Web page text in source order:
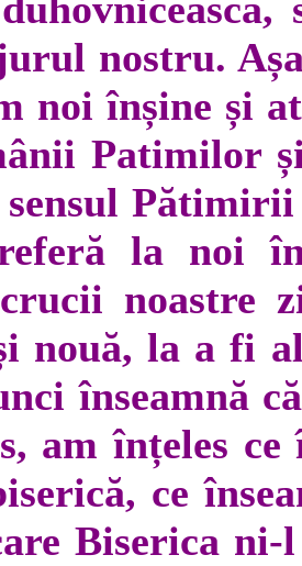
nostru.
noi înșine și
Patimilor
sensul
la noi
noastre
nouă, la a fi
înseamnă
am înțeles ce
ce
Biserica